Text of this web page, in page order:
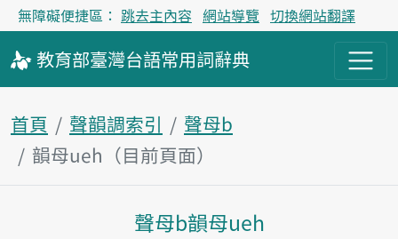
無障礙便捷區： 跳去主內容 網站導覽 切換網站翻譯
教育部臺灣台語常用詞辭典
首頁 聲韻調索引
聲母b
韻母ueh（目前頁面）
主內容區塊
聲母b韻母ueh